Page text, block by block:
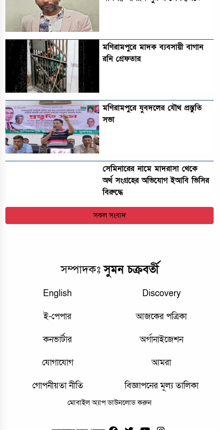
মণিরামপুরে মাদক ব্যবসায়ী বাগান
রনি গ্রেফতার
মণিরামপুরে যুবদলের যৌথ প্রস্তুতি
সভা
সেমিনারের নামে মাদরাসা থেকে
অর্থ সংগ্রহের অভিযোগ ইআবি ভিসির
বিরুদ্ধে
সকল সংবাদ
সম্পাদকঃসুমন চক্রবর্তী
English Discovery
ই-পেপার আজকের পত্রিকা
কনভার্টার অর্গানাইজেশন
যোগাযোগ আমরা
গোপনীয়তা নীতি বিজ্ঞাপনের মূল্য তালিকা
মোবাইল অ্যাপ ডাউনলোড করুন